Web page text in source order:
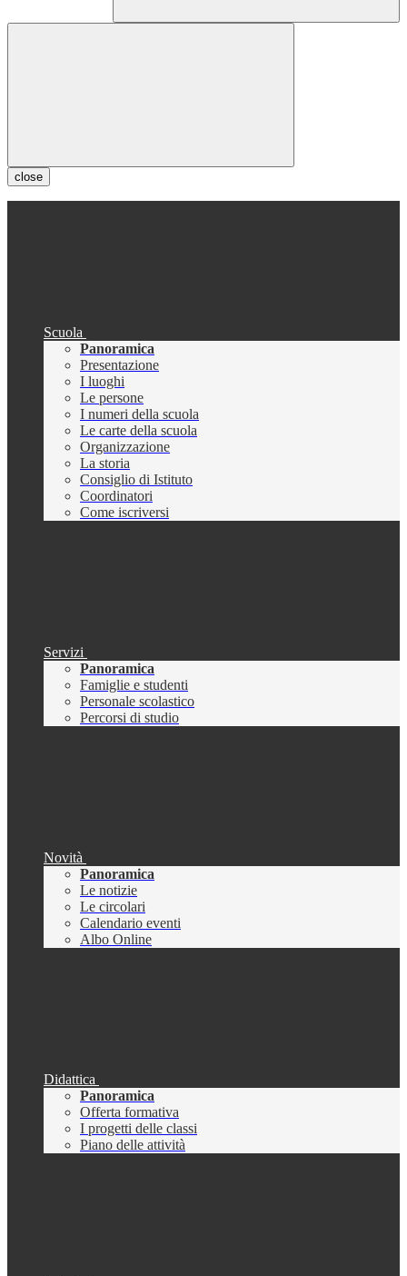
close
Scuola
Panoramica
Presentazione
I luoghi
Le persone
I numeri della scuola
Le carte della scuola
Organizzazione
La storia
Consiglio di Istituto
Coordinatori
Come iscriversi
Servizi
Panoramica
Famiglie e studenti
Personale scolastico
Percorsi di studio
Novità
Panoramica
Le notizie
Le circolari
Calendario eventi
Albo Online
Didattica
Panoramica
Offerta formativa
I progetti delle classi
Piano delle attività